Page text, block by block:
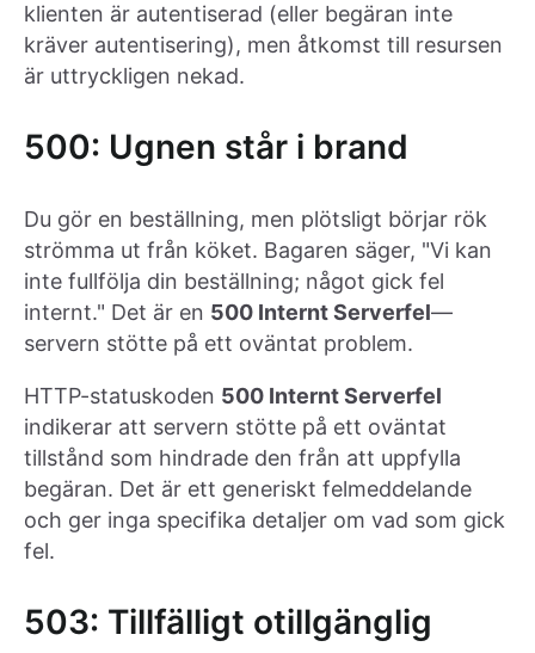
klienten är autentiserad (eller begäran inte
kräver autentisering), men åtkomst till resursen
är uttryckligen nekad.
500: Ugnen står i brand
Du gör en beställning, men plötsligt börjar rök
strömma ut från köket. Bagaren säger, "Vi kan
inte fullfölja din beställning; något gick fel
internt." Det är en 500 Internt Serverfel—
servern stötte på ett oväntat problem.
HTTP-statuskoden 500 Internt Serverfel
indikerar att servern stötte på ett oväntat
tillstånd som hindrade den från att uppfylla
begäran. Det är ett generiskt felmeddelande
och ger inga specifika detaljer om vad som gick
fel.
503: Tillfälligt otillgänglig